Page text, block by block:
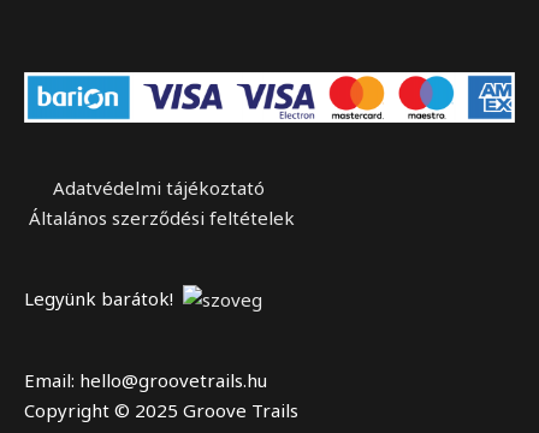
Adatvédelmi tájékoztató
Általános szerződési feltételek
Legyünk barátok!
Email: hello@groovetrails.hu
Copyright © 2025 Groove Trails